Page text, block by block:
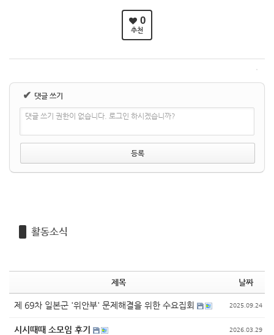
0
추천
✔ 댓글 쓰기
댓글 쓰기 권한이 없습니다. 로그인 하시겠습니까?
활동소식
제목 날짜
제 69차 일본군 '위안부' 문제해결을 위한 수요집회 2025.09.24
시시때때 소모임 후기 2026.03.29